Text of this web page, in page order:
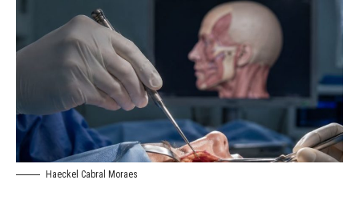
Haeckel Cabral Moraes